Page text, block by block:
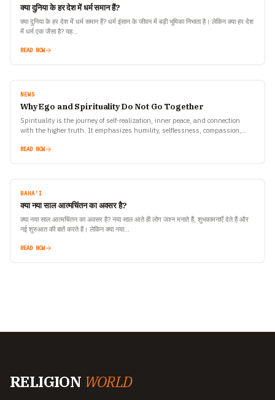
क्या दुनिया के हर देश में धर्म समान हैं?
क्या दुनिया के हर देश में धर्म समान हैं? धर्म इंसान के जीवन में बड़ी भूमिका निभाता है। लेकिन क्या हर देश
में धर्म एक जैसा है? यह…
READ NOW
NEWS
Why Ego and Spirituality Do Not Go Together
Spirituality is the journey of self-realization, inner peace, and connection
with the higher truth. It emphasizes humility, selflessness, compassion,
READ NOW
BAHA'I
क्या नया साल आत्मचिंतन का अवसर है?
क्या नया साल आत्मचिंतन का अवसर है? नया साल आते ही लोग जश्न मनाते हैं, शुभकामनाएँ देते हैं और
नई शुरुआत की बातें करते हैं। लेकिन क्या नया…
READ NOW
RELIGION WORLD